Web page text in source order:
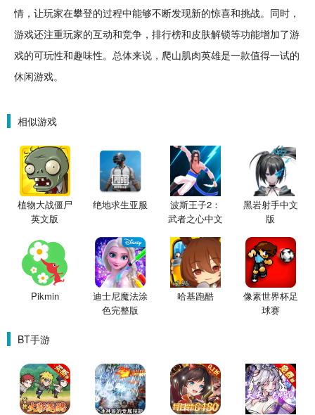
情，让玩家在攀登的过程中能够不断发现新的惊喜和挑战。同时，
游戏还注重玩家的互动和竞争，排行榜和皮肤解锁等功能增加了游
戏的可玩性和趣味性。总体来说，爬山肌肉英雄是一款值得一试的
休闲游戏。
相似游戏
植物大战僵尸
英文版
绝地求生亚服
波斯王子2：
武者之心中文
黑岩射手中文
版
Pikmin
迪士尼魔法涂
色完整版
哈基跑酷
像素世界杯足
球赛
BT手游